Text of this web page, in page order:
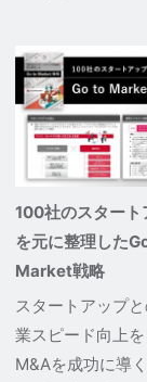
100社のスタート
を元に整理した
Market戦略
スタートアップ
業スピード向上
M&Aを成功に導